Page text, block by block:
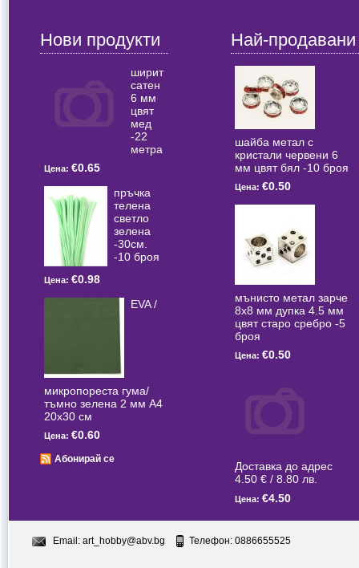
Нови продукти
ширит
сатен
6 мм
цвят
мед
-22
метра
Цена: €0.65
пръчка
телена
светлo
зелена
-30см.
-10 броя
Цена: €0.98
EVA /
микропореста гума/
тъмно зелена 2 мм А4
20x30 см
Цена: €0.60
Абонирай се
Най-продавани
шайба метал с
кристали червени 6
мм цвят бял -10 броя
Цена: €0.50
мънисто метал зарче
8x8 мм дупка 4.5 мм
цвят старо сребро -5
броя
Цена: €0.50
Доставка до адрес
4.50 € / 8.80 лв.
Цена: €4.50
Email: art_hobby@abv.bg Телефон: 0886655525